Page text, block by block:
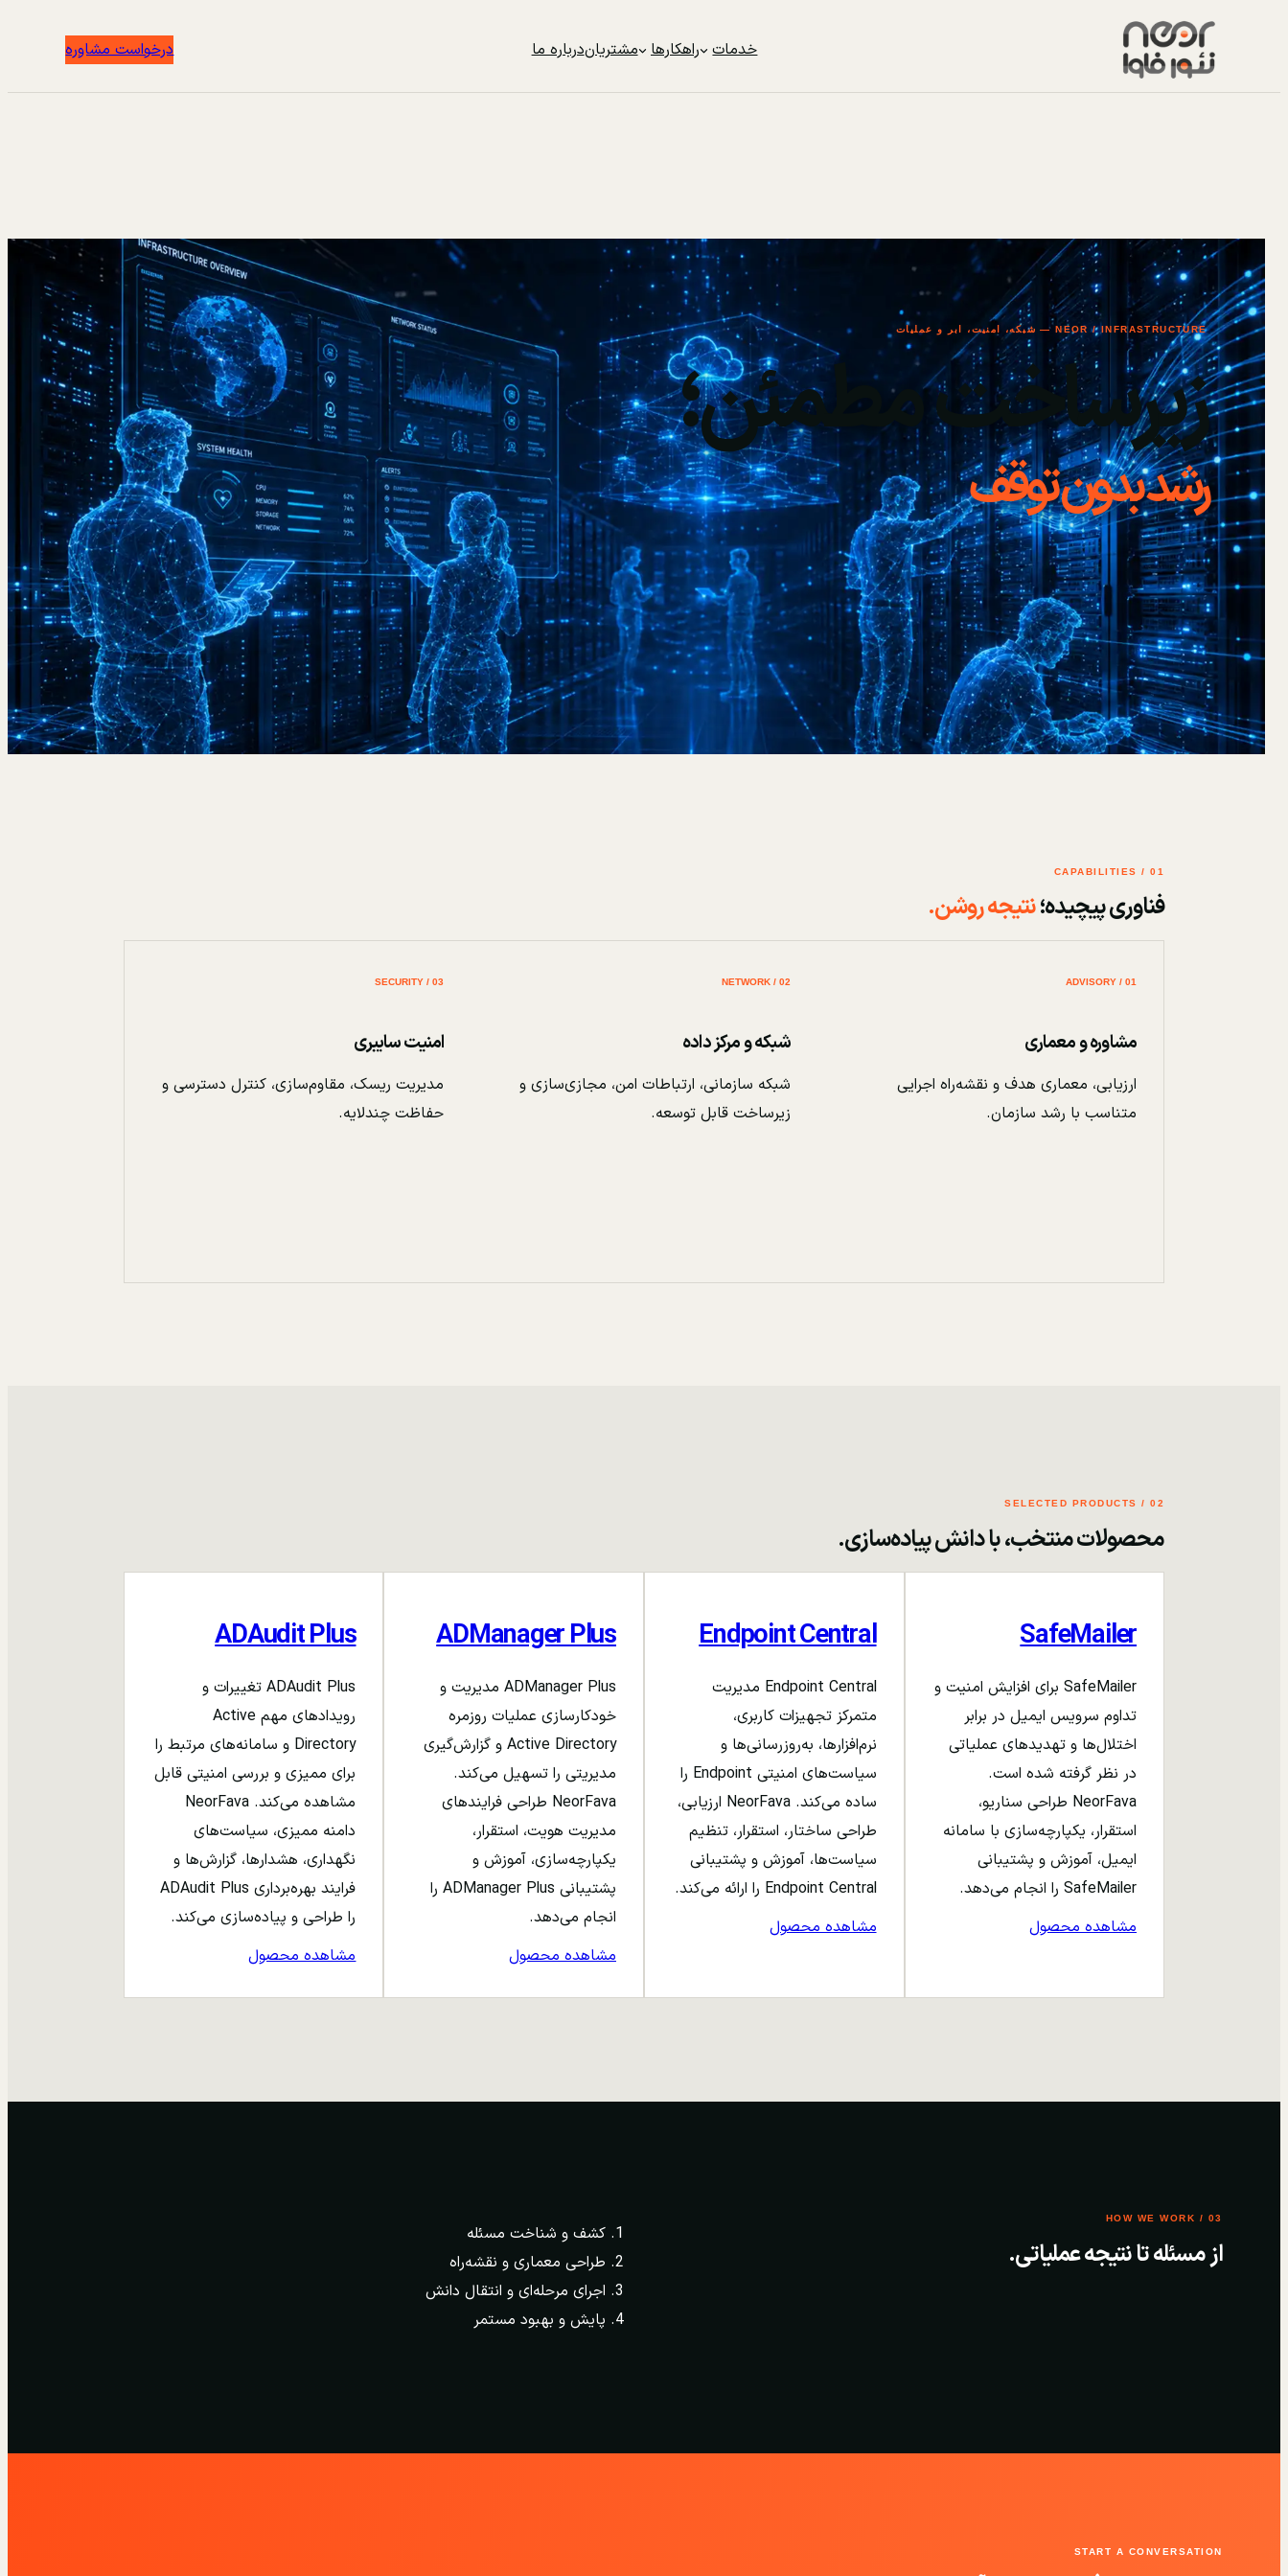
خدمات راهکارها مشتریاندرباره ما درخواست مشاوره
NEOR / INFRASTRUCTURE — شبکه، امنیت، ابر و عملیات
زیرساخت مطمئن؛
رشد بدون توقف
01 / CAPABILITIES
فناوری پیچیده؛نتیجه روشن.
01 / ADVISORY
مشاوره و معماری
ارزیابی، معماری هدف و نقشه‌راه اجرایی
متناسب با رشد سازمان.
02 / NETWORK
شبکه و مرکز داده
شبکه سازمانی، ارتباطات امن، مجازی‌سازی و
زیرساخت قابل توسعه.
03 / SECURITY
امنیت سایبری
مدیریت ریسک، مقاوم‌سازی، کنترل دسترسی و
حفاظت چندلایه.
02 / SELECTED PRODUCTS
محصولات منتخب، با دانش پیاده‌سازی.
SafeMailer
SafeMailer برای افزایش امنیت و
تداوم سرویس ایمیل در برابر
اختلال‌ها و تهدیدهای عملیاتی
در نظر گرفته شده است.
NeorFava طراحی سناریو،
استقرار، یکپارچه‌سازی با سامانه
ایمیل، آموزش و پشتیبانی
SafeMailer را انجام می‌دهد.
مشاهده محصول
Endpoint Central
Endpoint Central مدیریت
متمرکز تجهیزات کاربری،
نرم‌افزارها، به‌روزرسانی‌ها و
سیاست‌های امنیتی Endpoint را
ساده می‌کند. NeorFava ارزیابی،
طراحی ساختار، استقرار، تنظیم
سیاست‌ها، آموزش و پشتیبانی
Endpoint Central را ارائه می‌کند.
مشاهده محصول
ADManager Plus
ADManager Plus مدیریت و
خودکارسازی عملیات روزمره
Active Directory و گزارش‌گیری
مدیریتی را تسهیل می‌کند.
NeorFava طراحی فرایندهای
مدیریت هویت، استقرار،
یکپارچه‌سازی، آموزش و
پشتیبانی ADManager Plus را
انجام می‌دهد.
مشاهده محصول
ADAudit Plus
ADAudit Plus تغییرات و
رویدادهای مهم Active
Directory و سامانه‌های مرتبط را
برای ممیزی و بررسی امنیتی قابل
مشاهده می‌کند. NeorFava
دامنه ممیزی، سیاست‌های
نگهداری، هشدارها، گزارش‌ها و
فرایند بهره‌برداری ADAudit Plus
را طراحی و پیاده‌سازی می‌کند.
مشاهده محصول
03 / HOW WE WORK
از مسئله تا نتیجه عملیاتی.
کشف و شناخت مسئله
طراحی معماری و نقشه‌راه
اجرای مرحله‌ای و انتقال دانش
پایش و بهبود مستمر
START A CONVERSATION